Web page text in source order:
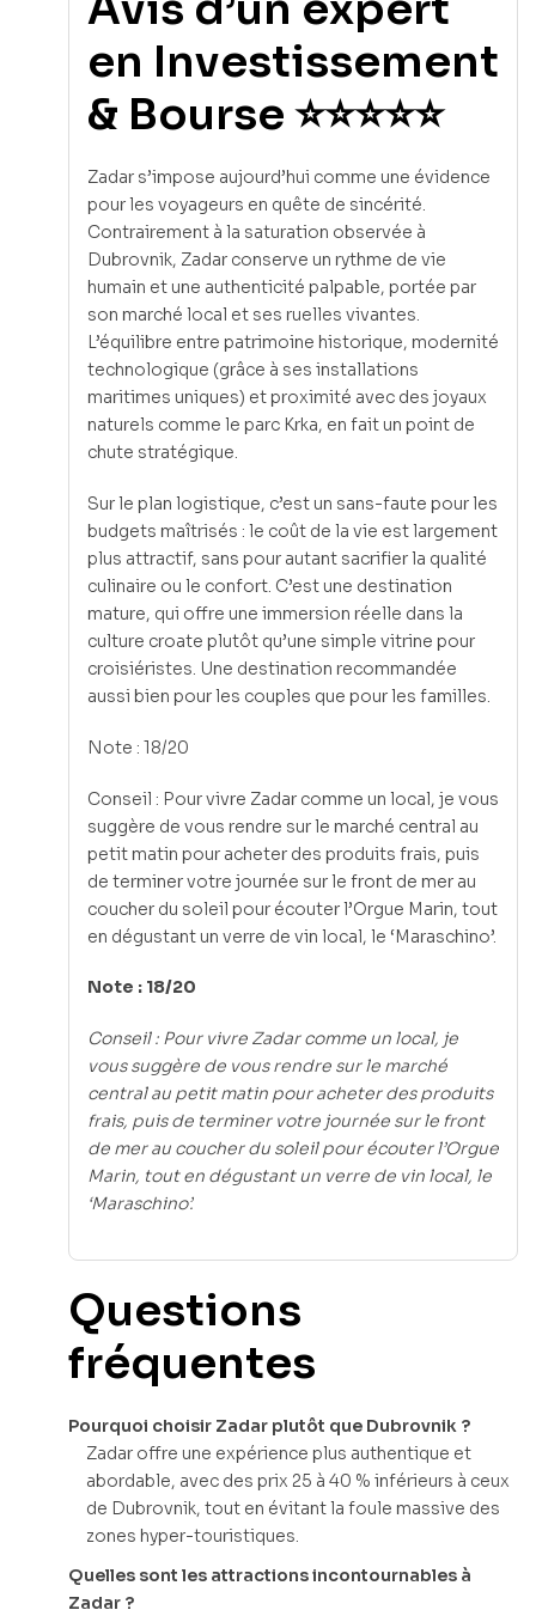
en Investissement
& Bourse ⭐⭐⭐⭐⭐
Zadar s’impose aujourd’hui comme une évidence
pour les voyageurs en quête de sincérité.
Contrairement à la saturation observée à
Dubrovnik, Zadar conserve un rythme de vie
humain et une authenticité palpable, portée par
son marché local et ses ruelles vivantes.
L’équilibre entre patrimoine historique, modernité
technologique (grâce à ses installations
maritimes uniques) et proximité avec des joyaux
naturels comme le parc Krka, en fait un point de
chute stratégique.
Sur le plan logistique, c’est un sans-faute pour les
budgets maîtrisés : le coût de la vie est largement
plus attractif, sans pour autant sacrifier la qualité
culinaire ou le confort. C’est une destination
mature, qui offre une immersion réelle dans la
culture croate plutôt qu’une simple vitrine pour
croisiéristes. Une destination recommandée
aussi bien pour les couples que pour les familles.
Note : 18/20
Conseil : Pour vivre Zadar comme un local, je vous
suggère de vous rendre sur le marché central au
petit matin pour acheter des produits frais, puis
de terminer votre journée sur le front de mer au
coucher du soleil pour écouter l’Orgue Marin, tout
en dégustant un verre de vin local, le ‘Maraschino’.
Note : 18/20
Conseil : Pour vivre Zadar comme un local, je
vous suggère de vous rendre sur le marché
central au petit matin pour acheter des produits
frais, puis de terminer votre journée sur le front
de mer au coucher du soleil pour écouter l’Orgue
Marin, tout en dégustant un verre de vin local, le
‘Maraschino’.
Questions
fréquentes
Pourquoi choisir Zadar plutôt que Dubrovnik ?
Zadar offre une expérience plus authentique et
abordable, avec des prix 25 à 40 % inférieurs à ceux
de Dubrovnik, tout en évitant la foule massive des
zones hyper-touristiques.
Quelles sont les attractions incontournables à
Zadar ?